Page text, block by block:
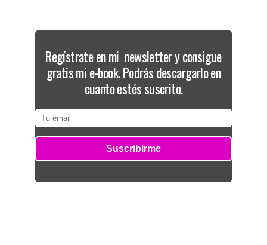
Regístrate en mi newsletter y consigue
gratis mi e-book. Podrás descargarlo en
cuanto estés suscrito.